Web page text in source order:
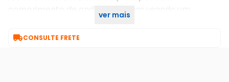
comprimento de onda de 850 nm usando um
ver mais
CONSULTE FRETE